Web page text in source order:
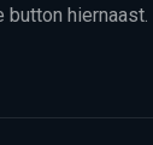
button hiernaast.